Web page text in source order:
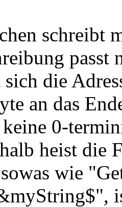
schreibt
passt
die
an das
0-
heist die
sowas wie